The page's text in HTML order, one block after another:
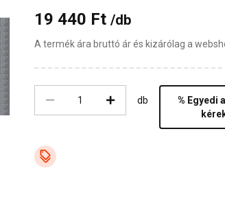
19 440 Ft /db
A termék ára bruttó ár és kizárólag a
db
% Egyedi